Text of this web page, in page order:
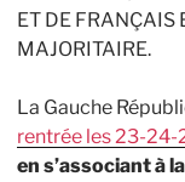
ET DE FRANÇAIS
MAJORITAIRE.
La Gauche
rentrée les 23-
en s’associant à